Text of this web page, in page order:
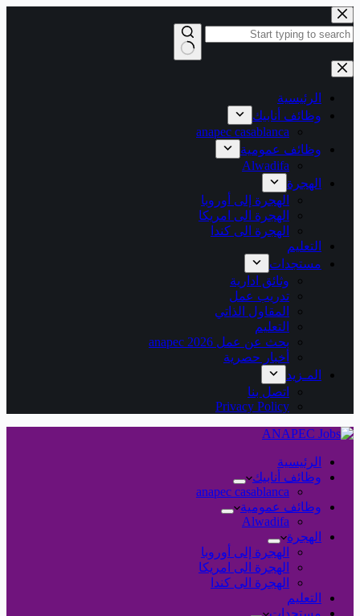
التجاوز
إلى
المحتوى
نتائج
الرئيسية
وظائف أنابيك
anapec casablanca
وظائف عمومية
Alwadifa
الهجرة
الهجرة إلى أوروبا
الهجرة الى امريكا
الهجرة الى كندا
التعليم
مستجدات
وثائق ادارية
تدريب عمل
المقاول الذاتي
التعليم
بحث عن عمل 2026 anapec
أخبار حصرية
المـزيد
اتصل بنا
Privacy Policy
الرئيسية
وظائف أنابيك
anapec casablanca
وظائف عمومية
Alwadifa
الهجرة
الهجرة إلى أوروبا
الهجرة الى امريكا
الهجرة الى كندا
التعليم
مستجدات